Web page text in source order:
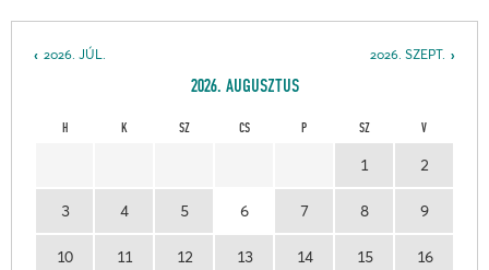
2026. SZEPT.
2026. JÚL.
2026. AUGUSZTUS
H K SZ CS P SZ V
1 2
3 4 5 6 7 8 9
10 11 12 13 14 15 16